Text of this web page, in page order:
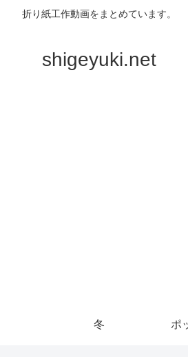
折り紙工作動画をまとめています。
shigeyuki.net
冬 ポ